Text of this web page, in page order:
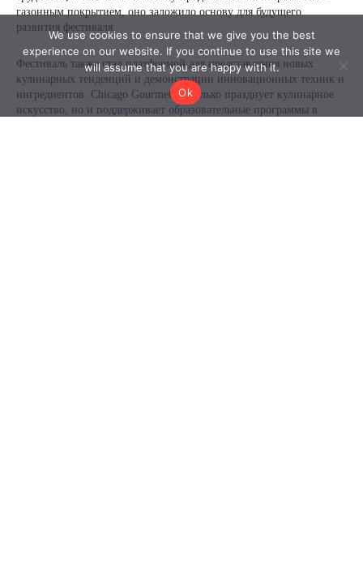
We use cookies to ensure that we give you the best
experience on our website. If you continue to use this site we
will assume that you are happy with it.
Ok